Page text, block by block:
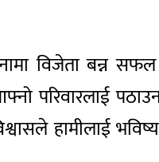
विजेता बन्न सफल
परिवारलाई
हामीलाई